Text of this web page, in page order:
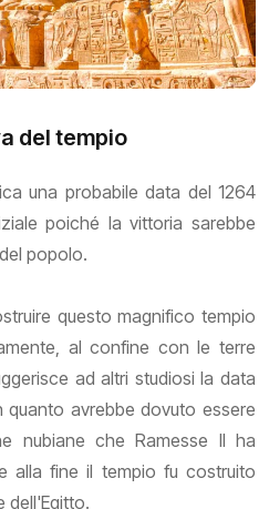
del tempio
una probabile data del 1264
poiché la vittoria sarebbe
popolo.
questo magnifico tempio
al confine con le terre
ad altri studiosi la data
quanto avrebbe dovuto essere
nubiane che Ramesse II ha
alla fine il tempio fu costruito
dell'Egitto.